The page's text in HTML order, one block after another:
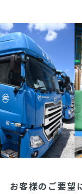
お客様のご要望